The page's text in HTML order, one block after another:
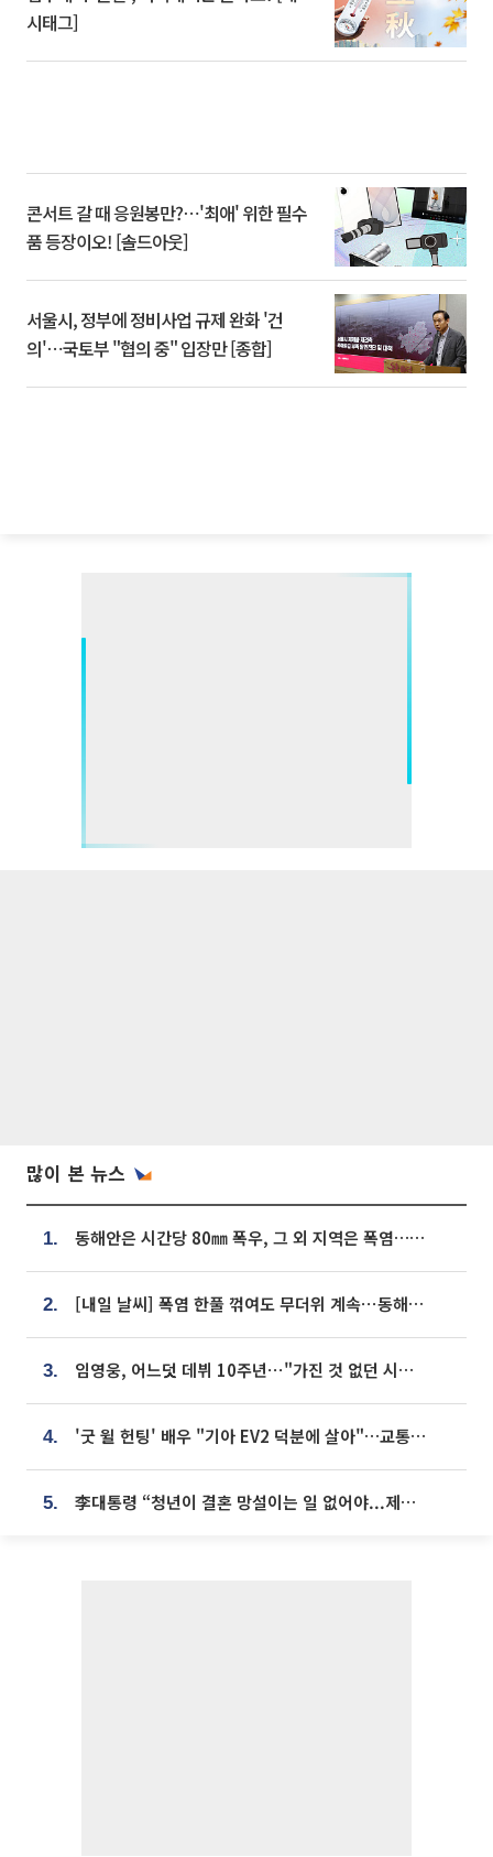
시태그]
콘서트 갈 때 응원봉만?⋯'최애' 위한 필수
품 등장이오! [솔드아웃]
서울시, 정부에 정비사업 규제 완화 '건
의'⋯국토부 "협의 중" 입장만 [종합]
많이 본 뉴스
1. 동해안은 시간당 80㎜ 폭우, 그 외 지역은 폭염…‘극과 극 날씨’
2. [내일 날씨] 폭염 한풀 꺾여도 무더위 계속⋯동해안 이틀 연속 비
3. 임영웅, 어느덧 데뷔 10주년⋯"가진 것 없던 시절, 내 앞엔 20명의 팬뿐"
4. '굿 윌 헌팅' 배우 "기아 EV2 덕분에 살아"…교통사고 후 안전성 극찬
5. 李대통령 “청년이 결혼 망설이는 일 없어야...제도상 불이익 조사”